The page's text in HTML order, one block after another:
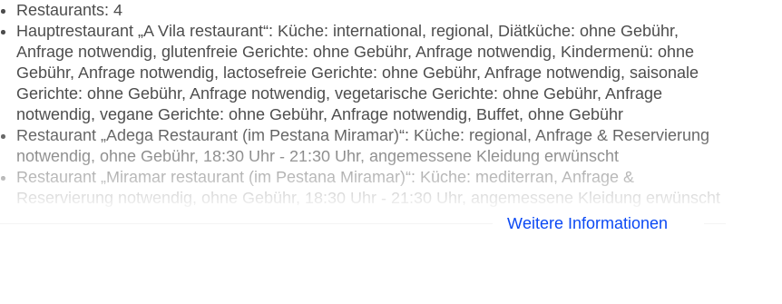
Restaurants: 4
Hauptrestaurant „A Vila restaurant“: Küche: international, regional, Diätküche: ohne Gebühr,
Anfrage notwendig, glutenfreie Gerichte: ohne Gebühr, Anfrage notwendig, Kindermenü: ohne
Gebühr, Anfrage notwendig, lactosefreie Gerichte: ohne Gebühr, Anfrage notwendig, saisonale
Gerichte: ohne Gebühr, Anfrage notwendig, vegetarische Gerichte: ohne Gebühr, Anfrage
notwendig, vegane Gerichte: ohne Gebühr, Anfrage notwendig, Buffet, ohne Gebühr
Restaurant „Adega Restaurant (im Pestana Miramar)“: Küche: regional, Anfrage & Reservierung
notwendig, ohne Gebühr, 18:30 Uhr - 21:30 Uhr, angemessene Kleidung erwünscht
Restaurant „Miramar restaurant (im Pestana Miramar)“: Küche: mediterran, Anfrage &
Reservierung notwendig, ohne Gebühr, 18:30 Uhr - 21:30 Uhr, angemessene Kleidung erwünscht
Restaurant „Pausa Burger (im Pestana Village)“: Anfrage & Reservierung notwendig, ohne
Weitere Informationen